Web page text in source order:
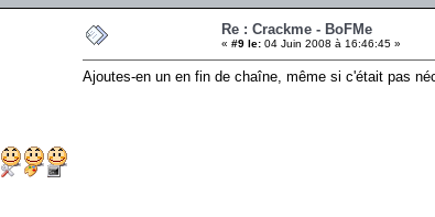
Re : Crackme - BoFMe
« #9 le: 04 Juin 2008 à 16:46:45 »
Ajoutes-en un en fin de chaîne, même si c'était pas